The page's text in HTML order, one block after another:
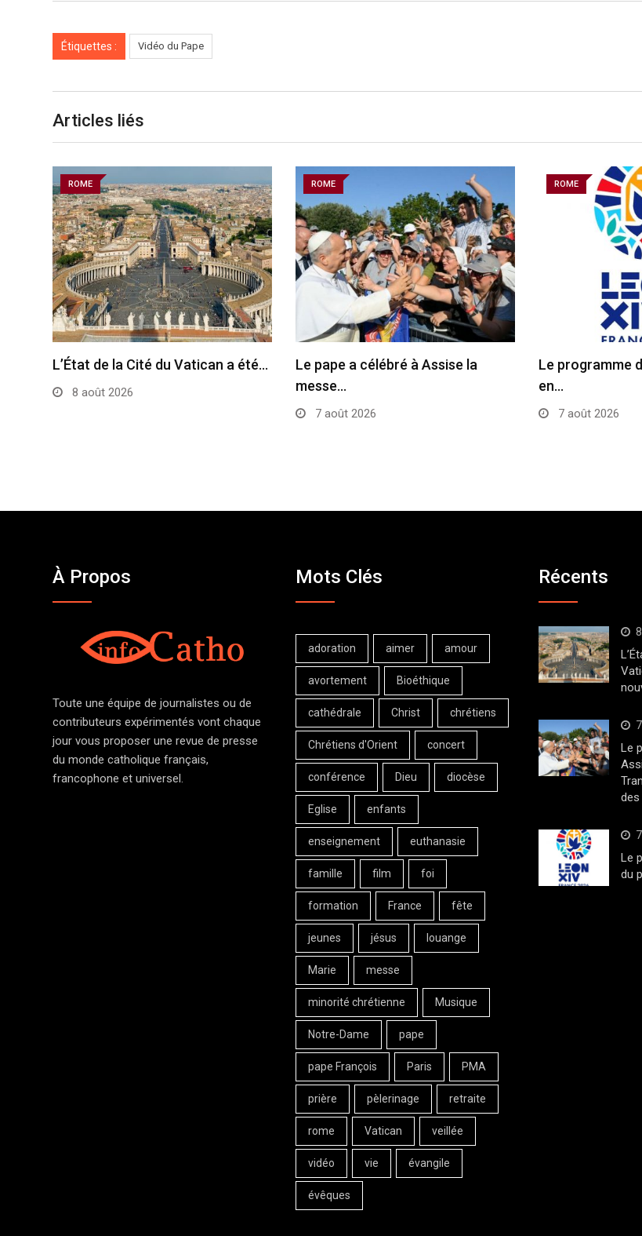
Étiquettes : Vidéo du Pape
Articles liés
ROME
L’État de la Cité du Vatican a été…
8 août 2026
ROME
Le pape a célébré à Assise la
messe…
7 août 2026
ROME
Le programme
en…
7 août 2026
À Propos
Toute une équipe de journalistes ou de
contributeurs expérimentés vont chaque
jour vous proposer une revue de presse
du monde catholique français,
francophone et universel.
Mots Clés
adoration aimer amour
avortement Bioéthique
cathédrale Christ chrétiens
Chrétiens d'Orient concert
conférence Dieu diocèse
Eglise enfants
enseignement euthanasie
famille film foi
formation France fête
jeunes jésus louange
Marie messe
minorité chrétienne Musique
Notre-Dame pape
pape François Paris PMA
prière pèlerinage retraite
rome Vatican veillée
vidéo vie évangile
évêques
Récents
Le
des
Le
du